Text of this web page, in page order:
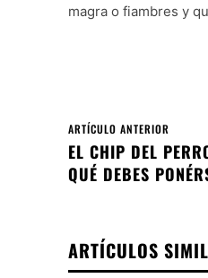
magra o fiambres y
ARTÍCULO ANTERIOR
EL CHIP DEL
QUÉ DEBES
ARTÍCULOS